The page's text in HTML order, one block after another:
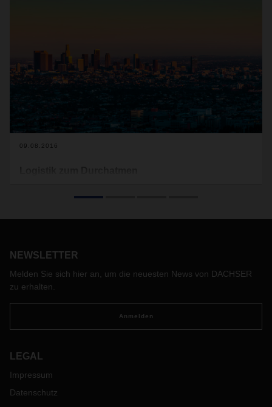
09.08.2016
NEWSLETTER
Melden Sie sich hier an, um die neuesten News von DACHSER
zu erhalten.
Anmelden
LEGAL
Impressum
Datenschutz